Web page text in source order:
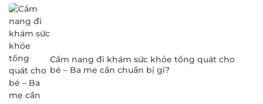
Cẩm nang đi khám sức khỏe tổng quát cho
bé – Ba mẹ cần chuẩn bị gì?